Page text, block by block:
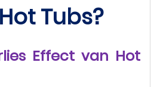
Tubs?
Effect van Hot